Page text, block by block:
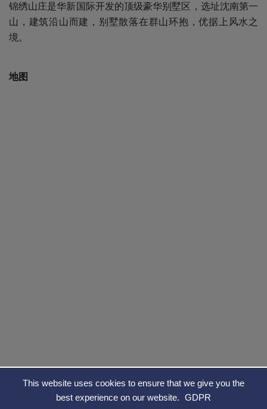
This website uses cookies to ensure that we give you the
best experience on our website.
GDPR
锦绣山庄是华新国际开发的顶级豪华别墅区，选址沈南第一
山，建筑沿山而建，别墅散落在群山环抱，优据上风水之
境。
地图
See on Maps